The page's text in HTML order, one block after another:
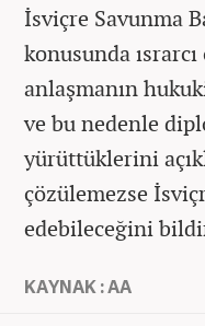
İsviçre Savunma
konusunda
anlaşmanın
ve bu nedenle
yürüttüklerini
çözülemezse
edebileceğini
KAYNAK : AA